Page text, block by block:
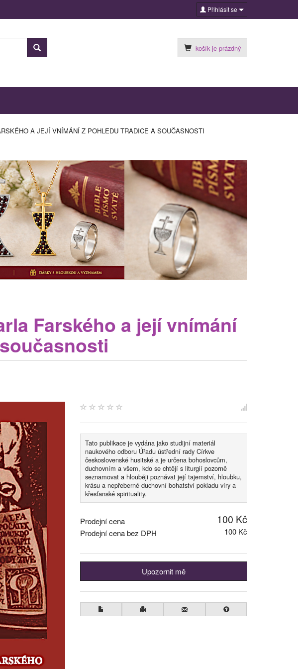
Přihlásit se
košík je prázdný
A JEJÍ VNÍMÁNÍ Z POHLEDU TRADICE A SOUČASNOSTI
Farského a její vnímání
Tato publikace je vydána jako studijní materiál
naukového odboru Úřadu ústřední rady Církve
československé husitské a je určena bohoslovcům,
duchovním a všem, kdo se chtějí s liturgií pozorně
seznamovat a hlouběji poznávat její tajemství, hloubku,
krásu a nepřeberné duchovní bohatství pokladu víry a
křesťanské spirituality.
Prodejní cena 100 Kč
Prodejní cena bez DPH 100 Kč
Upozornit mě